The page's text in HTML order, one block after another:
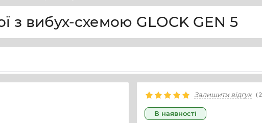
з вибух-схемою GLOCK GEN 5
( 2
Залишити відгук
В наявності